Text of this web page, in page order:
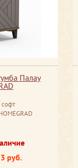
Палау
софт
руб.